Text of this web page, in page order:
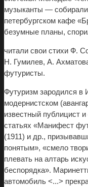
музыканты —
петербургском кафе
безумные планы,
читали свои стихи Ф.
Н. Гумилев, А.
футуристы.
Футуризм зародился в
модернистском
известный публицист
статьях «Манифест
(1911) и др.,
понятым», «смело
плевать на алтарь
беспорядка».
автомобиль <...>